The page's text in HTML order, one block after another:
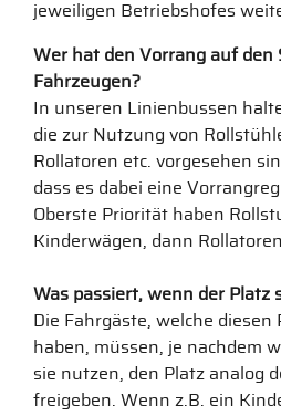
jeweiligen Betriebshofes
Wer hat den Vorrang auf den
Fahrzeugen?
In unseren Linienbussen
die zur Nutzung von
Rollatoren etc. vorgesehen
dass es dabei eine
Oberste Priorität haben
Kinderwägen, dann
Was passiert, wenn der Platz
Die Fahrgäste, welche diesen
haben, müssen, je nachdem
sie nutzen, den Platz analog
freigeben. Wenn z.B. ein